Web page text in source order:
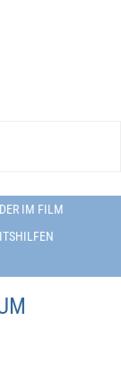
IM FILM